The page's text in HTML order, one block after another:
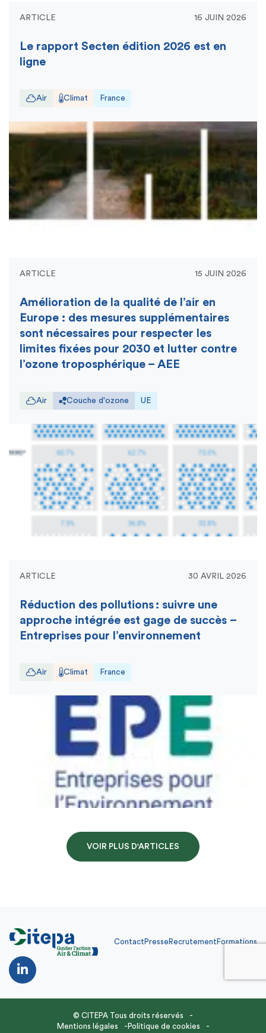
Presse Recrutement Formations
ARTICLE 16 JUIN 2026
Le rapport Secten édition 2026 est en
ligne
Air Climat France
ARTICLE 15 JUIN 2026
Amélioration de la qualité de l’air en
Europe : des mesures supplémentaires
sont nécessaires pour respecter les
limites fixées pour 2030 et lutter contre
l’ozone troposphérique – AEE
Air Couche d'ozone UE
ARTICLE 30 AVRIL 2026
Réduction des pollutions : suivre une
approche intégrée est gage de succès –
Entreprises pour l’environnement
Air Climat France
VOIR PLUS D'ARTICLES
Contact Presse Recrutement Formations
© CITEPA Tous droits réservés
Mentions légales
Politique de cookies